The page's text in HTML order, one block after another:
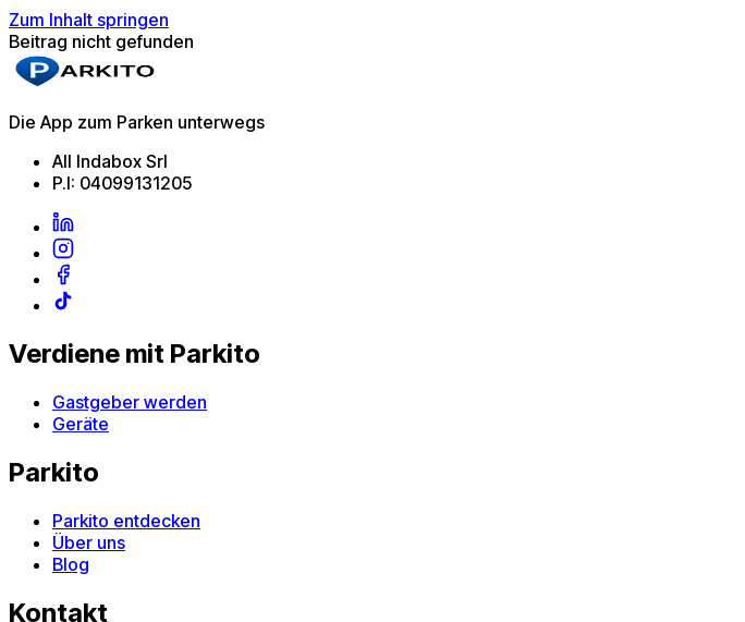
Zum Inhalt springen
Beitrag nicht gefunden
Die App zum Parken unterwegs
All Indabox Srl
P.I: 04099131205
Verdiene mit Parkito
Gastgeber werden
Geräte
Parkito
Parkito entdecken
Über uns
Blog
Kontakt